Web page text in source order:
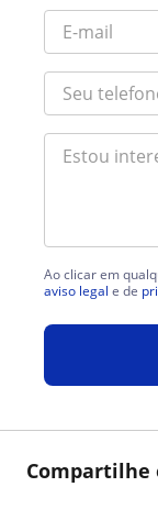
Compartilhe
Ao clicar em
aviso legal e de